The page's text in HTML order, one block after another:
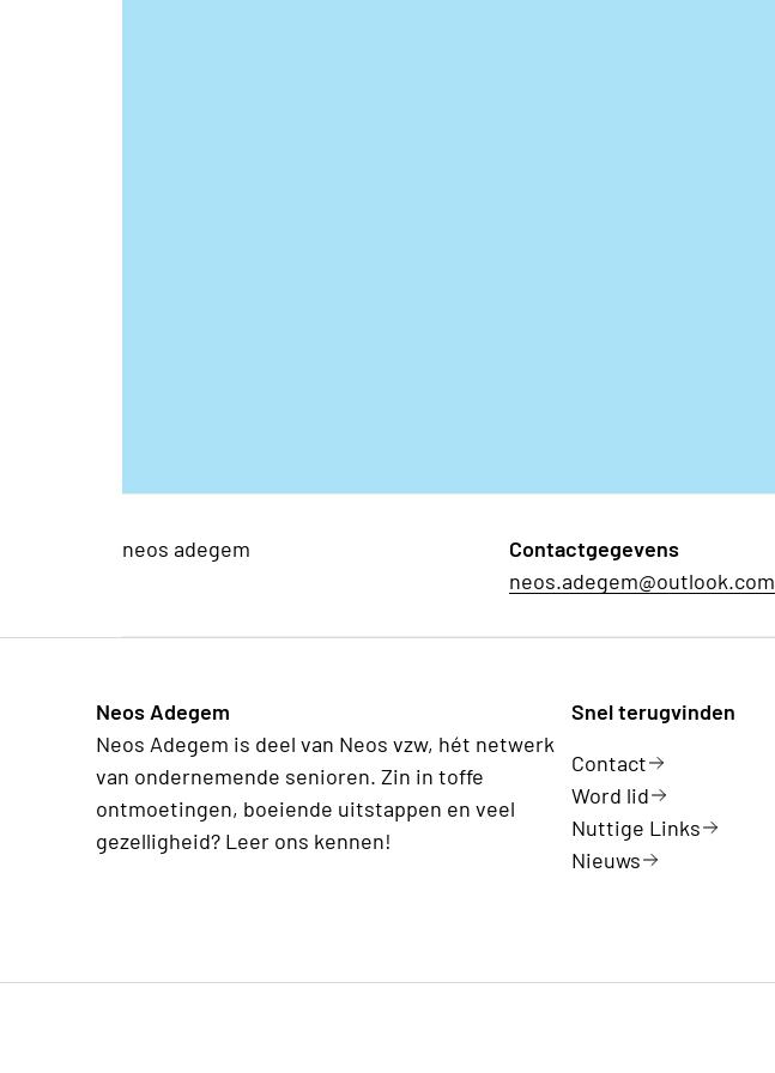
neos adegem
Contactgegevens
neos.adegem@outlook.com
Neos Adegem
Neos Adegem is deel van Neos vzw, hét netwerk
van ondernemende senioren. Zin in toffe
ontmoetingen, boeiende uitstappen en veel
gezelligheid? Leer ons kennen!
Snel terugvinden
Contact
Word lid
Nuttige Links
Nieuws